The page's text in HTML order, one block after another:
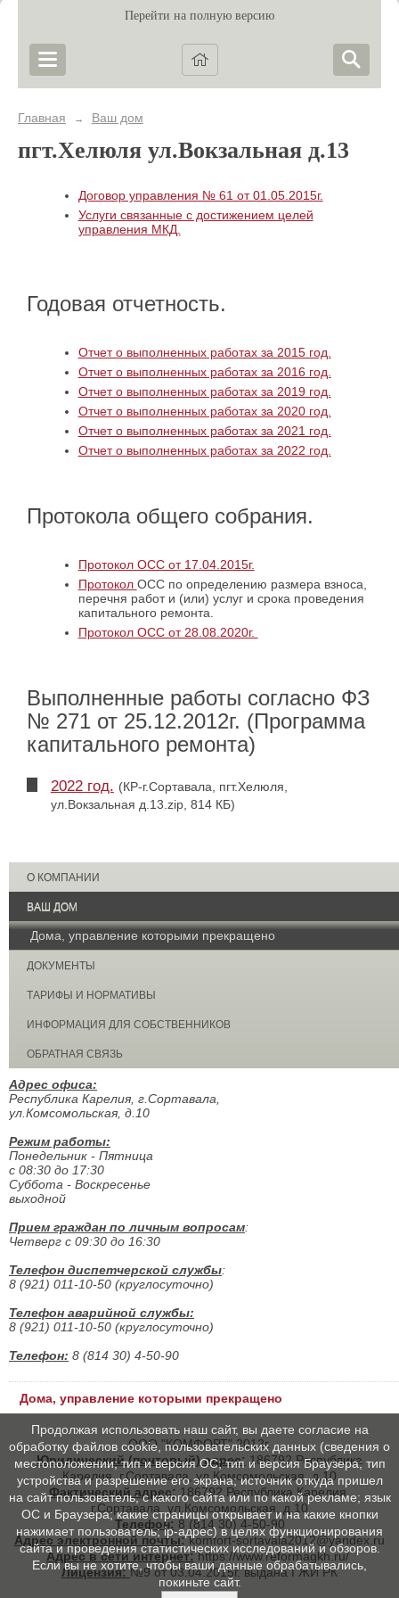
Перейти на полную версию
Главная → Ваш дом
пгт.Хелюля ул.Вокзальная д.13
Договор управления № 61 от 01.05.2015г.
Услуги связанные с достижением целей
управления МКД.
Годовая отчетность.
Отчет о выполненных работах за 2015 год.
Отчет о выполненных работах за 2016 год.
Отчет о выполненных работах за 2019 год.
Отчет о выполненных работах за 2020 год.
Отчет о выполненных работах за 2021 год.
Отчет о выполненных работах за 2022 год.
Протокола общего собрания.
Протокол ОСС от 17.04.2015г.
Протокол ОСС по определению размера взноса,
перечня работ и (или) услуг и срока проведения
капитального ремонта.
Протокол ОСС от 28.08.2020г.
Выполненные работы согласно ФЗ
№ 271 от 25.12.2012г. (Программа
капитального ремонта)
2022 год. (КР-г.Сортавала, пгт.Хелюля,
ул.Вокзальная д.13.zip, 814 КБ)
О КОМПАНИИ
ВАШ ДОМ
Дома, управление которыми прекращено
ДОКУМЕНТЫ
ТАРИФЫ И НОРМАТИВЫ
ИНФОРМАЦИЯ ДЛЯ СОБСТВЕННИКОВ
ОБРАТНАЯ СВЯЗЬ
Адрес офиса:
Республика Карелия, г.Сортавала,
ул.Комсомольская, д.10
Режим работы:
Понедельник - Пятница
с 08:30 до 17:30
Суббота - Воскресенье
выходной
Прием граждан по личным вопросам:
Четверг с 09:30 до 16:30
Телефон диспетчерской службы:
8 (921) 011-10-50 (круглосуточно)
Телефон аварийной службы:
8 (921) 011-10-50 (круглосуточно)
Телефон: 8 (814 30) 4-50-90
Дома, управление которыми прекращено
ООО "КОМФОРТ" 2012г.
Юридический (почтовый) адрес: 186792,Республика
Карелия, г.Сортавала, ул.Комсомольская, д.10
Фактический адрес: 186792,Республика Карелия,
г.Сортавала, ул.Комсомольская, д.10
Телефон: 8 (814 30) 4-50-90
Адрес электронной почты:komfort-sortavala2012@yandex.ru
Адрес в сети интернет:https://www.reformagkh.ru/
Лицензия:№9 от 03.04.2015г. выдана ГЖИ РК
Продолжая использовать наш сайт, вы даете согласие на
обработку файлов cookie, пользовательских данных (сведения о
местоположении; тип и версия ОС; тип и версия Браузера; тип
устройства и разрешение его экрана; источник откуда пришел
на сайт пользователь; с какого сайта или по какой рекламе; язык
ОС и Браузера; какие страницы открывает и на какие кнопки
нажимает пользователь; ip-адрес) в целях функционирования
сайта и проведения статистических исследований и обзоров.
Если вы не хотите, чтобы ваши данные обрабатывались,
покиньте сайт.